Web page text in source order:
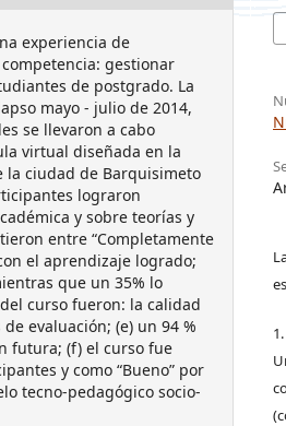
experiencia de
gestionar
de postgrado. La
mayo - julio de 2014,
se llevaron a cabo
virtual diseñada en la
ciudad de Barquisimeto
lograron
y sobre teorías y
entre “Completamente
el aprendizaje logrado;
que un 35% lo
curso fueron: la calidad
evaluación; (e) un 94 %
futura; (f) el curso fue
y como “Bueno” por
tecno-pedagógico socio-